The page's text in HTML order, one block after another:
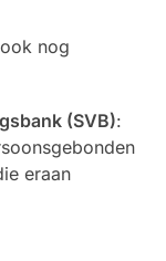
nog
(SVB):
eraan